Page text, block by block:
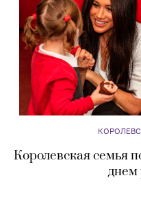
Королевская семья
днем